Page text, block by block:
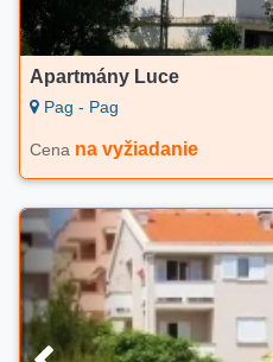
Apartmány Luce
Pag - Pag
Cena na vyžiadanie